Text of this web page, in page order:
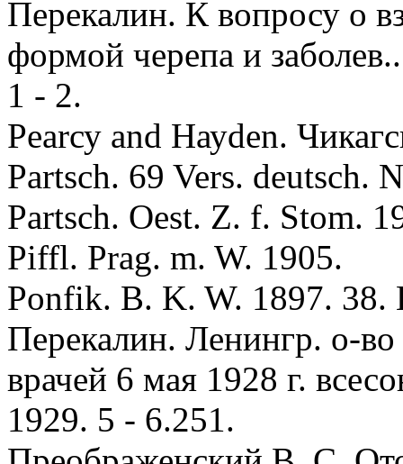
Перекалин. К вопросу о
формой черепа и
1 - 2.
Pearсу and Hауden.
Partsсh. 69 Vers. deutsch.
Partsсh. Oest. Z. f. Stom.
Piffl. Prag. m. W. 1905.
Pоnfik. B. K. W. 1897. 38.
Перекалин. Ленингр. о-
врачей 6 мая 1928 г.
1929. 5 - 6.251.